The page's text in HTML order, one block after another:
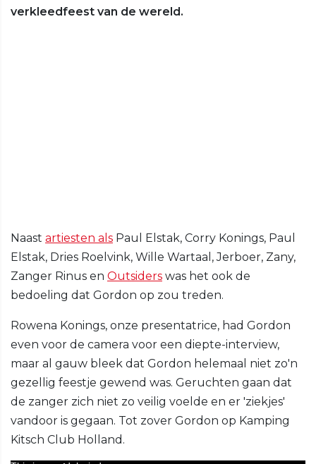
verkleedfeest van de wereld.
Naast artiesten als Paul Elstak, Corry Konings, Paul
Elstak, Dries Roelvink, Wille Wartaal, Jerboer, Zany,
Zanger Rinus en Outsiders was het ook de
bedoeling dat Gordon op zou treden.
Rowena Konings, onze presentatrice, had Gordon
even voor de camera voor een diepte-interview,
maar al gauw bleek dat Gordon helemaal niet zo'n
gezellig feestje gewend was. Geruchten gaan dat
de zanger zich niet zo veilig voelde en er 'ziekjes'
vandoor is gegaan. Tot zover Gordon op Kamping
Kitsch Club Holland.